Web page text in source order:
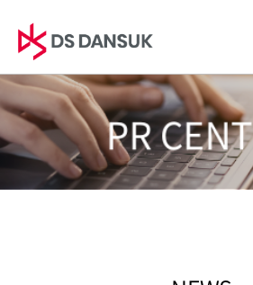
회사소개
CEO 인사말
PR